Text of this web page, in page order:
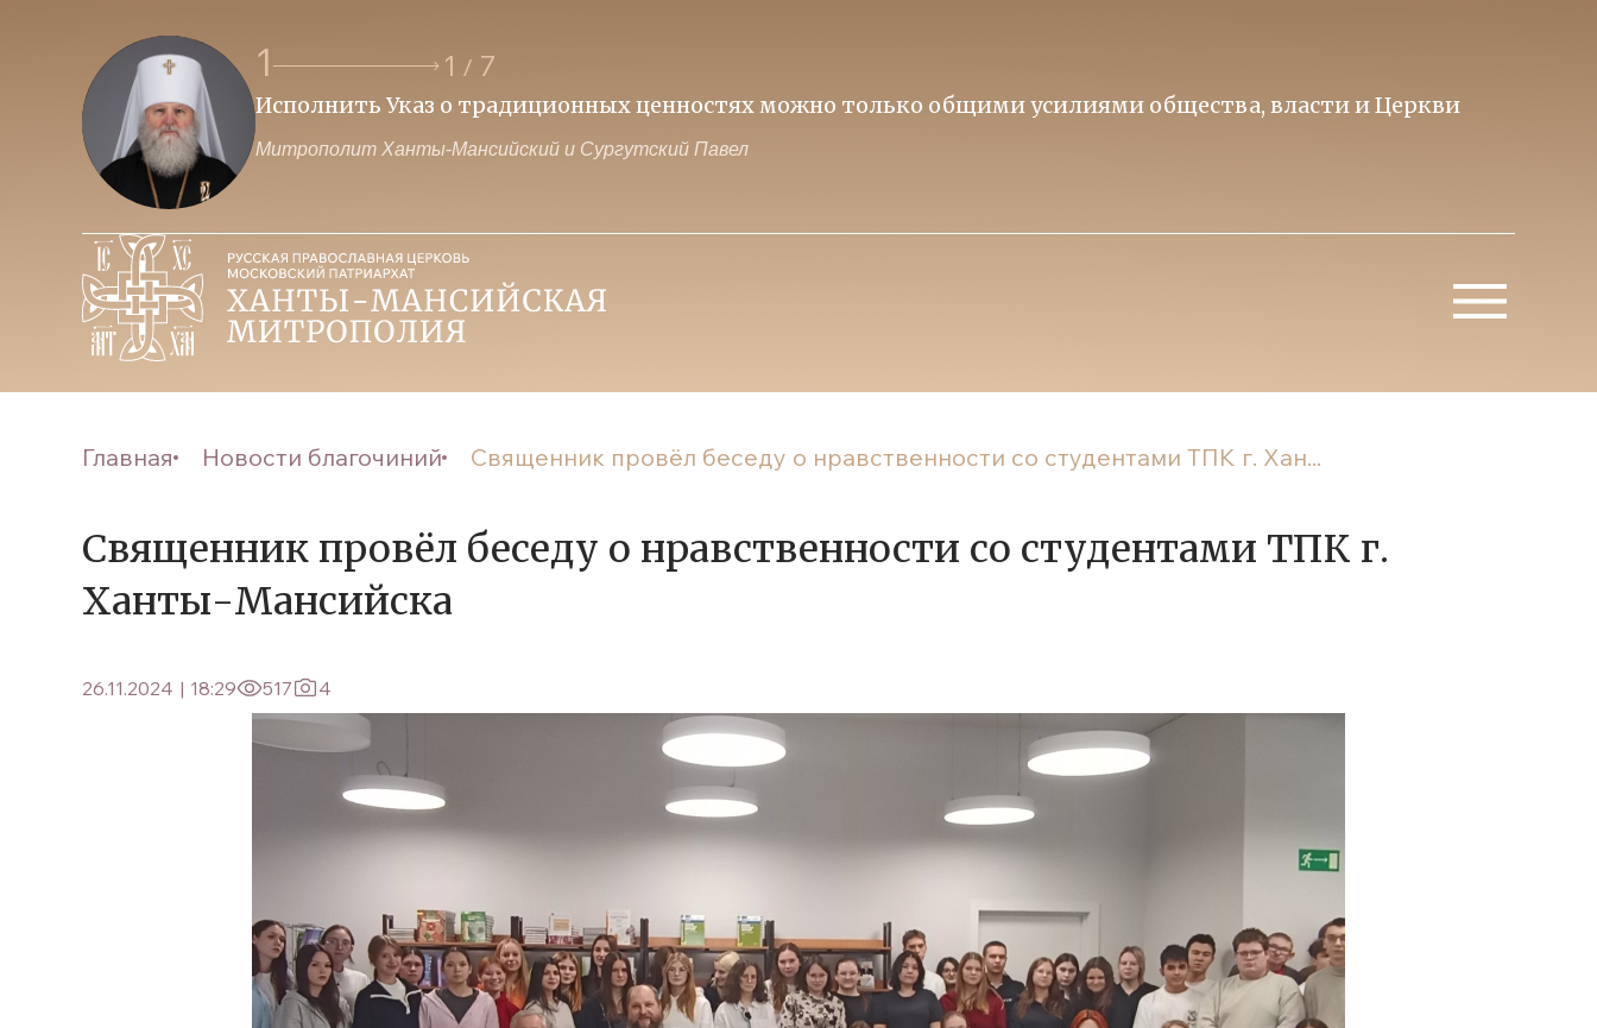
1 1 / 7
Исполнить Указ о традиционных ценностях можно только общими усилиями общества, власти и Церкви
Митрополит Ханты-Мансийский и Сургутский Павел
Главная Новости благочиний Священник провёл беседу о нравственности со студентами ТПК г. Хан...
Священник провёл беседу о нравственности со студентами ТПК г.
Ханты-Мансийска
26.11.2024 | 18:29 517 4